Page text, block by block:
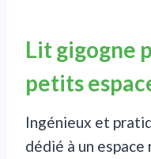
Lit gigogne
petits
Ingénieux et
dédié à un